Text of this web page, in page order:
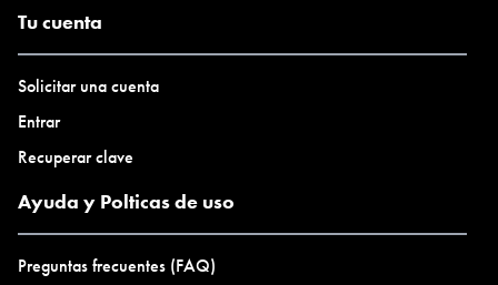
Tu cuenta
Solicitar una cuenta
Entrar
Recuperar clave
Ayuda y Polticas de uso
Preguntas frecuentes (FAQ)